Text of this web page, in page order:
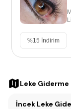
%15 İndirim
Leke Giderme
İncek Leke